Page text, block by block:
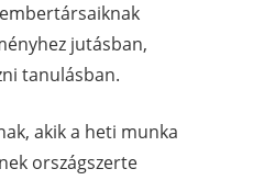
jutásban,
tanulásban.
akik a heti munka
országszerte